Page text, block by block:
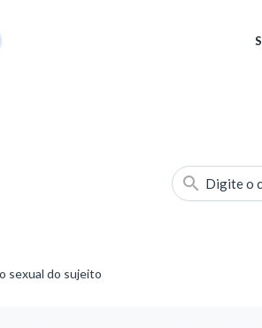
Digite o
sexual do sujeito